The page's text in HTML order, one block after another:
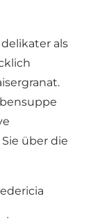
als
über die